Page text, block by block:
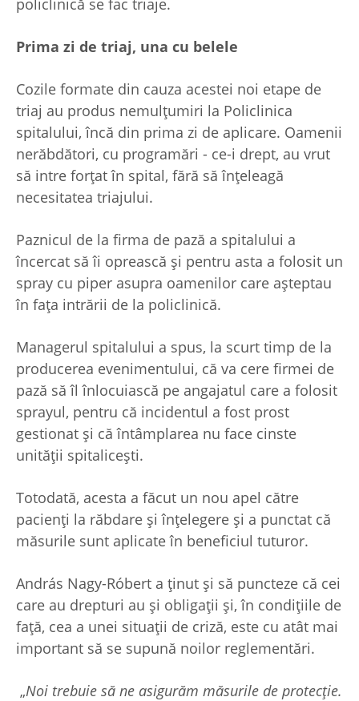
policlinică se fac triaje.
Prima zi de triaj, una cu belele
Cozile formate din cauza acestei noi etape de
triaj au produs nemulțumiri la Policlinica
spitalului, încă din prima zi de aplicare. Oamenii
nerăbdători, cu programări - ce-i drept, au vrut
să intre forțat în spital, fără să înțeleagă
necesitatea triajului.
Paznicul de la firma de pază a spitalului a
încercat să îi oprească și pentru asta a folosit un
spray cu piper asupra oamenilor care așteptau
în fața intrării de la policlinică.
Managerul spitalului a spus, la scurt timp de la
producerea evenimentului, că va cere firmei de
pază să îl înlocuiască pe angajatul care a folosit
sprayul, pentru că incidentul a fost prost
gestionat și că întâmplarea nu face cinste
unității spitalicești.
Totodată, acesta a făcut un nou apel către
pacienți la răbdare și înțelegere și a punctat că
măsurile sunt aplicate în beneficiul tuturor.
András Nagy-Róbert a ținut și să puncteze că cei
care au drepturi au și obligații și, în condițiile de
față, cea a unei situații de criză, este cu atât mai
important să se supună noilor reglementări.
„Noi trebuie să ne asigurăm măsurile de protecție.